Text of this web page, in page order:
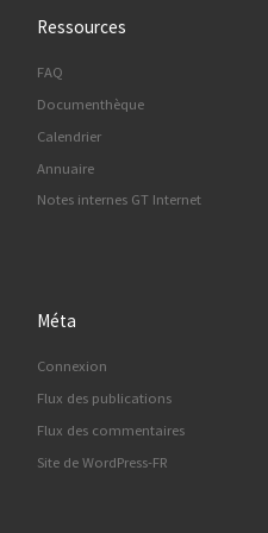
Ressources
FAQ
Documenthèque
Calendrier
Annuaire
Notes internes GT Internet
Méta
Connexion
Flux des publications
Flux des commentaires
Site de WordPress-FR